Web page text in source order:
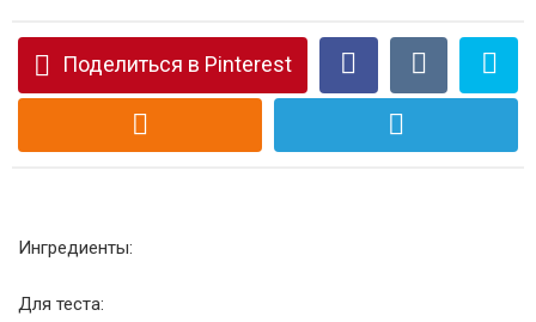
Поделиться в Pinterest
Ингредиенты:
Для теста: